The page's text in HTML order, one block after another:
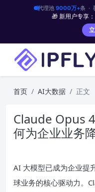
代理池 9000万+条 ·
🎁 新用户专享：
首页 AI大数据 正文
Claude Opus
何为企业业务
AI 大模型已成为企业提
球业务的核心驱动力。